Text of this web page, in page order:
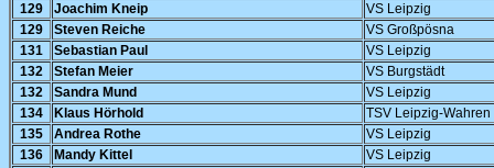
129
Joachim Kneip
VS Leipzig
129
Steven Reiche
VS Großpösna
131
Sebastian Paul
VS Leipzig
132
Stefan Meier
VS Burgstädt
132
Sandra Mund
VS Leipzig
134
Klaus Hörhold
TSV Leipzig-Wahren
135
Andrea Rothe
VS Leipzig
136
Mandy Kittel
VS Leipzig